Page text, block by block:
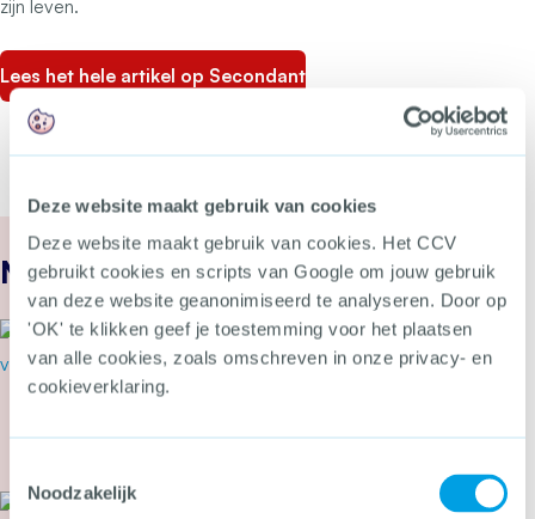
Deze website maakt gebruik van cookies
Deze website maakt gebruik van cookies. Het CCV
gebruikt cookies en scripts van Google om jouw gebruik
van deze website geanonimiseerd te analyseren. Door op
'OK' te klikken geef je toestemming voor het plaatsen
van alle cookies, zoals omschreven in onze privacy- en
cookieverklaring.
Noodzakelijk
zijn leven.
Lees het hele artikel op Secondant
Nieuws
22 juli 2026
Cyberbeveiligingswet vanaf 15
augustus van kracht: wat kun je